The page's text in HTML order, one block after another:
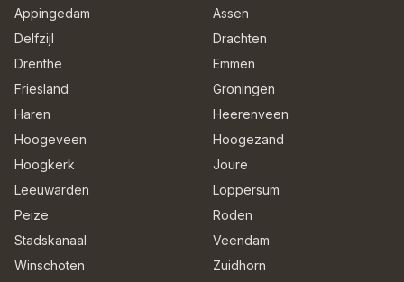
Appingedam
Assen
Delfzijl
Drachten
Drenthe
Emmen
Friesland
Groningen
Haren
Heerenveen
Hoogeveen
Hoogezand
Hoogkerk
Joure
Leeuwarden
Loppersum
Peize
Roden
Stadskanaal
Veendam
Winschoten
Zuidhorn